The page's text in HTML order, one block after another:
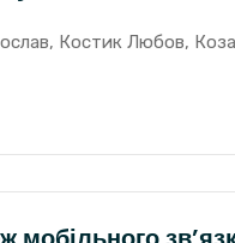
Костик Любов,